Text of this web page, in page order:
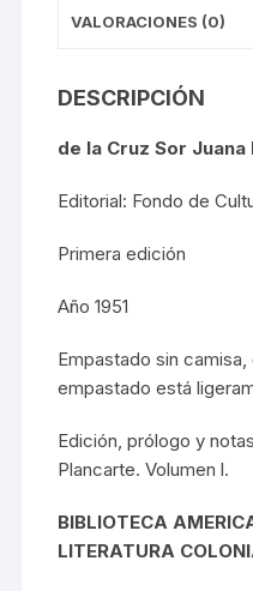
VALORACIONES (0)
DESCRIPCIÓN
de la Cruz Sor Juana
Editorial: Fondo de
Primera edición
Año 1951
Empastado sin
empastado está
Edición, prólogo y
Plancarte. Volumen l.
BIBLIOTECA
LITERATURA